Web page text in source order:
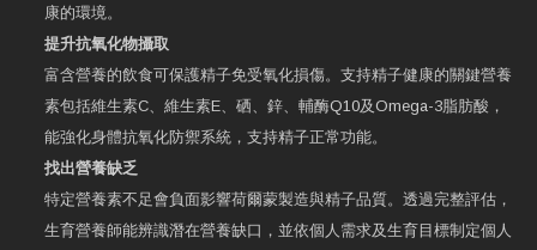
康的環境。
提升抗氧化物攝取
富含營養的飲食可保護精子免受氧化損傷。支持精子健康的關鍵營養
素包括維生素C、維生素E、硒、鋅、輔酶Q10及Omega-3脂肪酸，
能強化身體抗氧化防禦系統，支持精子正常功能。
找出營養缺乏
特定營養素不足會負面影響荷爾蒙製造與精子品質。透過完整評估，
生育營養師能辨識潛在營養缺口，並依個人需求及生育目標制定個人